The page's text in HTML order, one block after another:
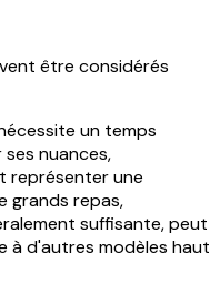
être considérés
un temps
nuances,
représenter une
grands repas,
suffisante, peut
à d'autres modèles haut